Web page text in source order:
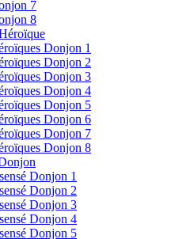
7
8
Donjon 1
Donjon 2
Donjon 3
Donjon 4
Donjon 5
Donjon 6
Donjon 7
Donjon 8
Donjon 1
Donjon 2
Donjon 3
Donjon 4
Donjon 5